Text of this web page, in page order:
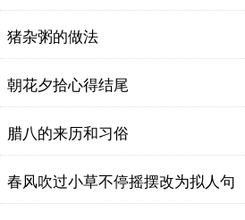
猪杂粥的做法
朝花夕拾心得结尾
腊八的来历和习俗
春风吹过小草不停摇摆改为拟人句